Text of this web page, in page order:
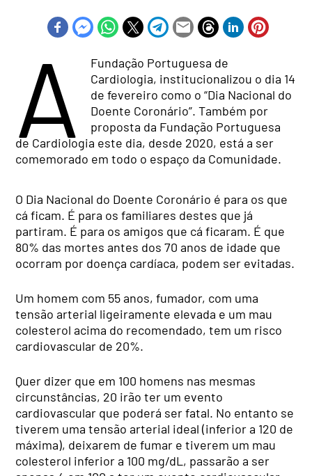
A
Fundação Portuguesa de
Cardiologia, institucionalizou o dia 14
de fevereiro como o “Dia Nacional do
Doente Coronário”. Também por
proposta da Fundação Portuguesa
de Cardiologia este dia, desde 2020, está a ser
comemorado em todo o espaço da Comunidade.
O Dia Nacional do Doente Coronário é para os que
cá ficam. É para os familiares destes que já
partiram. É para os amigos que cá ficaram. É que
80% das mortes antes dos 70 anos de idade que
ocorram por doença cardíaca, podem ser evitadas.
Um homem com 55 anos, fumador, com uma
tensão arterial ligeiramente elevada e um mau
colesterol acima do recomendado, tem um risco
cardiovascular de 20%.
Quer dizer que em 100 homens nas mesmas
circunstâncias, 20 irão ter um evento
cardiovascular que poderá ser fatal. No entanto se
tiverem uma tensão arterial ideal (inferior a 120 de
máxima), deixarem de fumar e tiverem um mau
colesterol inferior a 100 mg/dL, passarão a ser